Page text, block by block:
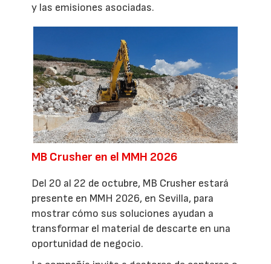
y las emisiones asociadas.
MB Crusher en el MMH 2026
Del 20 al 22 de octubre, MB Crusher estará
presente en MMH 2026, en Sevilla, para
mostrar cómo sus soluciones ayudan a
transformar el material de descarte en una
oportunidad de negocio.